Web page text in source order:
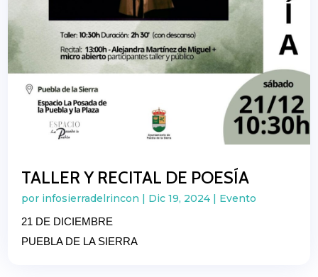
TALLER Y RECITAL DE POESÍA
por infosierradelrincon | Dic 19, 2024 | Evento
21 DE DICIEMBRE
PUEBLA DE LA SIERRA